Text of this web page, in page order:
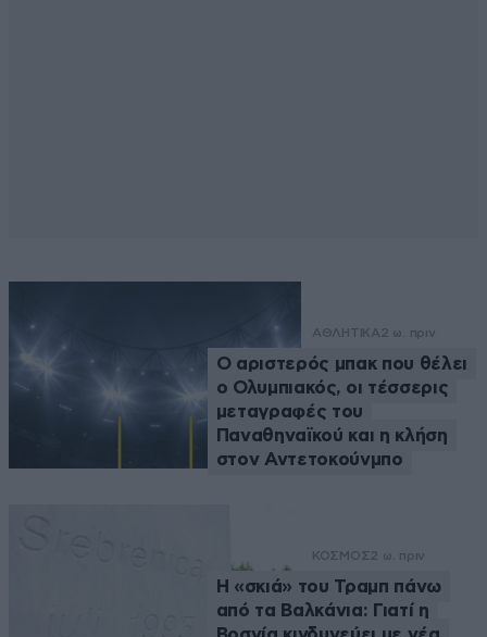
ΑΘΛΗΤΙΚΑ 2 ω. πριν
Ο αριστερός μπακ που θέλει
ο Ολυμπιακός, οι τέσσερις
μεταγραφές του
Παναθηναϊκού και η κλήση
στον Αντετοκούνμπο
ΚΟΣΜΟΣ2 ω. πριν
Η «σκιά» του Τραμπ πάνω
από τα Βαλκάνια: Γιατί η